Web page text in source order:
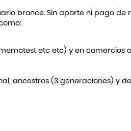
bronce. Sin aporte ni pago de
etc etc) y en comercios
ancestros (3 generaciones) y